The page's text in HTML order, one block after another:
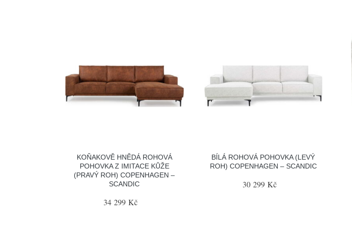
KOŇAKOVĚ HNĚDÁ ROHOVÁ
POHOVKA Z IMITACE KŮŽE
(PRAVÝ ROH) COPENHAGEN –
SCANDIC
34 299 Kč
BÍLÁ ROHOVÁ POHOVKA (LEVÝ
ROH) COPENHAGEN – SCANDIC
30 299 Kč